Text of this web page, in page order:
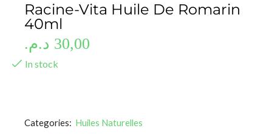
Racine-Vita Huile De Romarin
40ml
30,00 د.م.
In stock
Categories: Huiles Naturelles